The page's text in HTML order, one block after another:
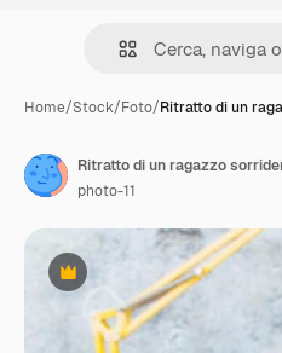
Home/Stock/Foto/Ritratto di un
Premium
Ritratto di un ragazzo
photo-11